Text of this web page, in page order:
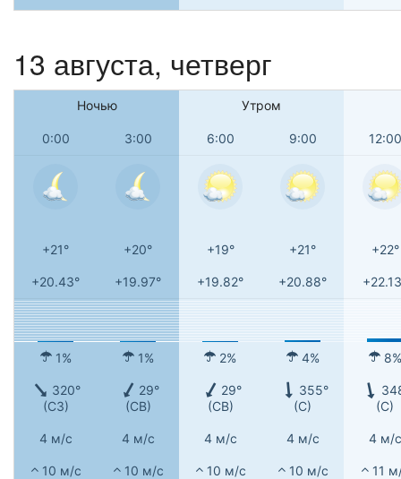
13 августа, четверг
Ночью Утром
0:00 3:00 6:00 9:00 12:00
+21° +20° +19° +21° +22°
+20.43° +19.97° +19.82° +20.88°
1% 1% 2% 4% 8%
320°
(СЗ)
29°
(СВ)
29°
(СВ)
355°
(С)
(С)
4 м/с 4 м/с 4 м/с 4 м/с 4 м/с
10 м/с 10 м/с 10 м/с 10 м/с 11